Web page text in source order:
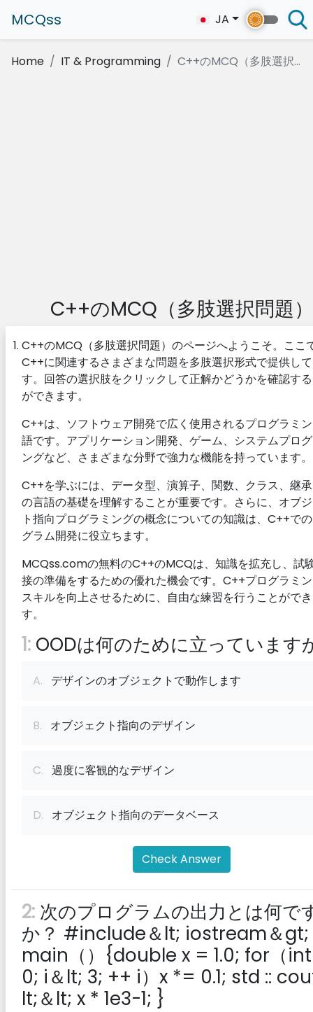
MCQss JA
Home IT & Programming C++のMCQ（多肢選択...
C++のMCQ（多肢選択問題）
C++のMCQ（多肢選択問題）のページへようこそ。ここ
C++に関連するさまざまな問題を多肢選択形式で提供し
す。回答の選択肢をクリックして正解かどうかを確認す
ができます。
C++は、ソフトウェア開発で広く使用されるプログラミ
語です。アプリケーション開発、ゲーム、システムプロ
ングなど、さまざまな分野で強力な機能を持っています。
C++を学ぶには、データ型、演算子、関数、クラス、継
の言語の基礎を理解することが重要です。さらに、オブ
ト指向プログラミングの概念についての知識は、C++で
グラム開発に役立ちます。
MCQss.comの無料のC++のMCQは、知識を拡充し、試
接の準備をするための優れた機会です。C++プログラミ
スキルを向上させるために、自由な練習を行うことがで
す。
1: OODは何のために立っています
A. デザインのオブジェクトで動作します
B. オブジェクト指向のデザイン
C. 過度に客観的なデザイン
D. オブジェクト指向のデータベース
Check Answer
2: 次のプログラムの出力とは何で
か？ #include＆lt; iostream＆
main（）{double x = 1.0; for（
0; i＆lt; 3; ++ i）x *= 0.1; std ::
lt;＆lt; x * 1e3-1; }